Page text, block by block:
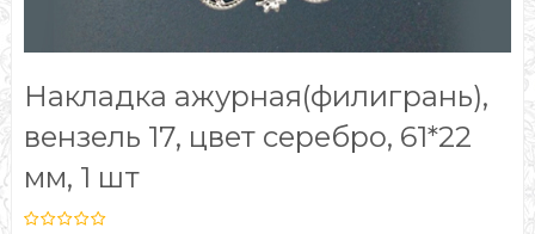
Накладка ажурная(филигрань),
вензель 17, цвет серебро, 61*22
мм, 1 шт